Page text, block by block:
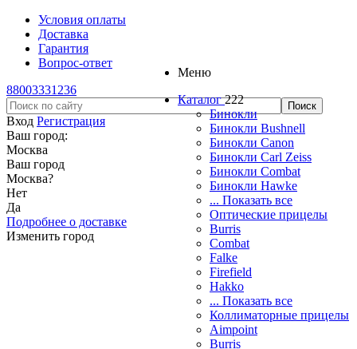
Условия оплаты
Доставка
Гарантия
Вопрос-ответ
88003331236
Вход Регистрация
Ваш город:
Москва
Ваш город
Москва?
Нет
Да
Подробнее о доставке
Изменить город
Меню
Каталог 222
Бинокли
Бинокли Bushnell
Бинокли Canon
Бинокли Carl Zeiss
Бинокли Combat
Бинокли Hawke
... Показать все
Оптические прицелы
Burris
Combat
Falke
Firefield
Hakko
... Показать все
Коллиматорные прицелы
Aimpoint
Burris